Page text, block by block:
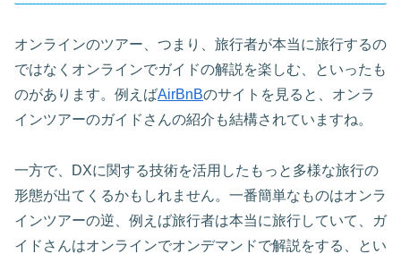
オンラインのツアー、つまり、旅行者が本当に旅行するの
ではなくオンラインでガイドの解説を楽しむ、といったも
のがあります。例えばAirBnBのサイトを見ると、オンラ
インツアーのガイドさんの紹介も結構されていますね。
一方で、DXに関する技術を活用したもっと多様な旅行の
形態が出てくるかもしれません。一番簡単なものはオンラ
インツアーの逆、例えば旅行者は本当に旅行していて、ガ
イドさんはオンラインでオンデマンドで解説をする、とい